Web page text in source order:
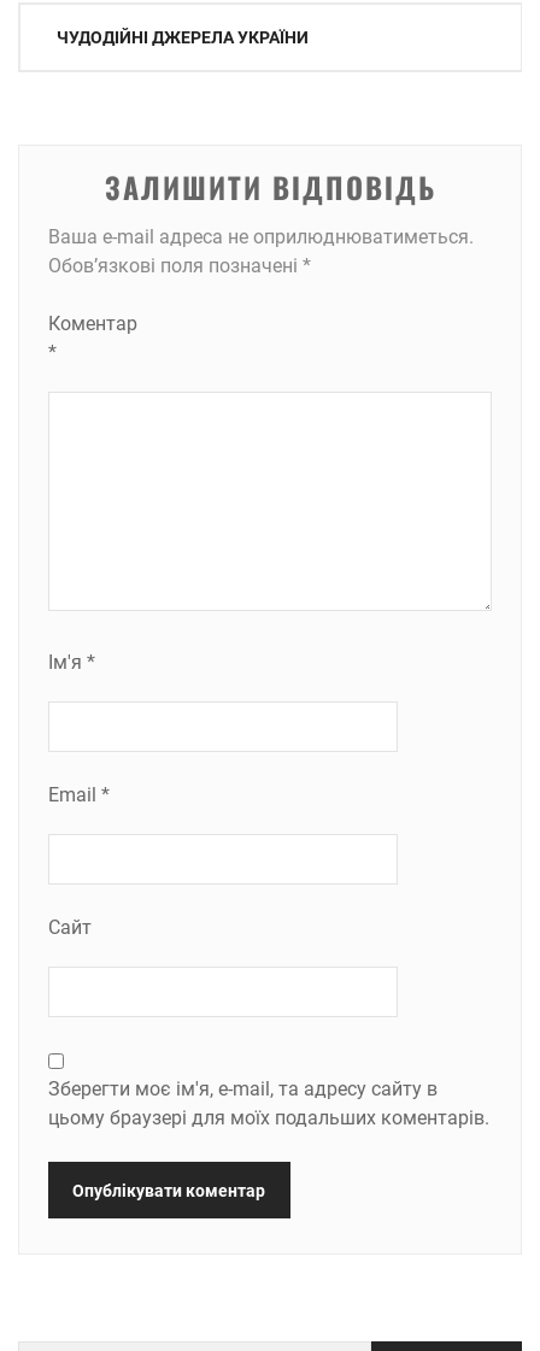
Навігація
ЧУДОДІЙНІ ДЖЕРЕЛА УКРАЇНИ
ЗАЛИШИТИ ВІДПОВІДЬ
Ваша e-mail адреса не оприлюднюватиметься.
Обов’язкові поля позначені *
Коментар
*
Ім'я *
Email *
Сайт
Зберегти моє ім'я, e-mail, та адресу сайту в
цьому браузері для моїх подальших коментарів.